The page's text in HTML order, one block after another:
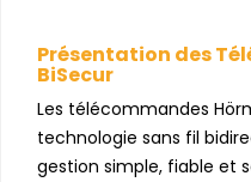
Présentation des
BiSecur
Les télécommandes
technologie sans fil
gestion simple, fiable et